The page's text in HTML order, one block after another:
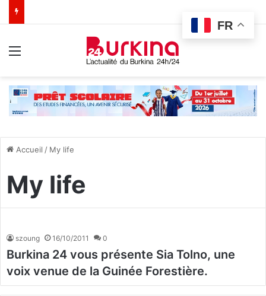
Accueil / My life
My life
szoung 16/10/2011 0
Burkina 24 vous présente Sia Tolno, une
voix venue de la Guinée Forestière.
FR